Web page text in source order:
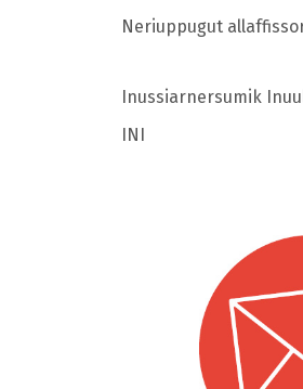
Neriuppugut
Inussiarnersumik
INI